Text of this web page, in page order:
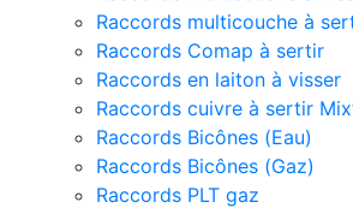
Raccords multicouche à
Raccords Comap à sertir
Raccords en laiton à visser
Raccords cuivre à sertir
Raccords Bicônes (Eau)
Raccords Bicônes (Gaz)
Raccords PLT gaz